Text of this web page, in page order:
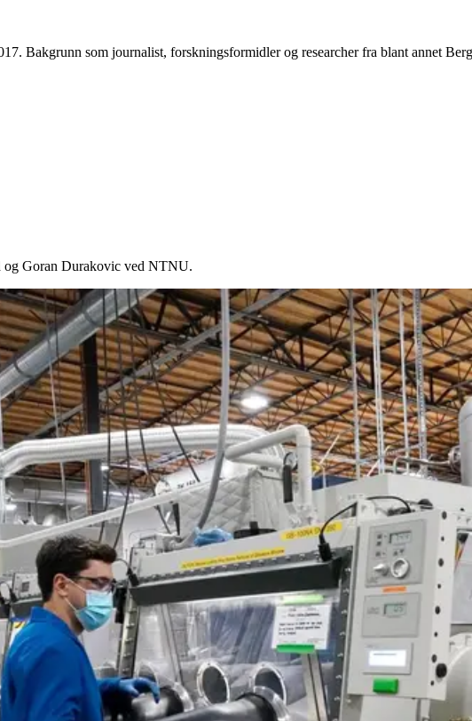
Bakgrunn som journalist, forskningsformidler og researcher fra blant annet
og Goran Durakovic ved NTNU.